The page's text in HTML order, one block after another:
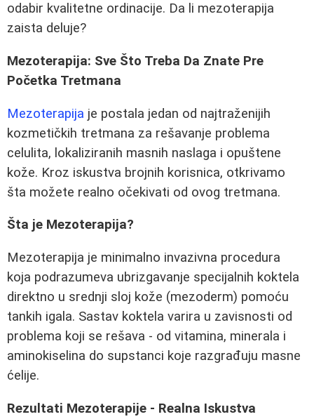
odabir kvalitetne ordinacije. Da li mezoterapija
zaista deluje?
Mezoterapija: Sve Što Treba Da Znate Pre
Početka Tretmana
Mezoterapija je postala jedan od najtraženijih
kozmetičkih tretmana za rešavanje problema
celulita, lokaliziranih masnih naslaga i opuštene
kože. Kroz iskustva brojnih korisnica, otkrivamo
šta možete realno očekivati od ovog tretmana.
Šta je Mezoterapija?
Mezoterapija je minimalno invazivna procedura
koja podrazumeva ubrizgavanje specijalnih koktela
direktno u srednji sloj kože (mezoderm) pomoću
tankih igala. Sastav koktela varira u zavisnosti od
problema koji se rešava - od vitamina, minerala i
aminokiselina do supstanci koje razgrađuju masne
ćelije.
Rezultati Mezoterapije - Realna Iskustva